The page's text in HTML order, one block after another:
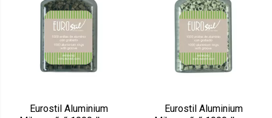
Eurostil Aluminium
Eurostil Aluminium